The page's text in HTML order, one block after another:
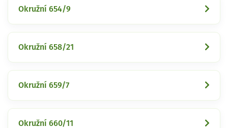
Okružní 654/9
Okružní 658/21
Okružní 659/7
Okružní 660/11